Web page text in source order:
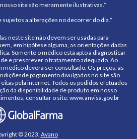
site são meramente ilustrativas.*
sujeitos a alterações no decorrer do dia.*
neste site não devem ser usadas para
em hipótese alguma, as orientações dadas
Somente o médico está apto a diagnosticar
e prescrever o tratamento adequado. Ao
deverá ser consultado. Os preços, as
pagamento divulgados no site são
pela internet. Todos os pedidos efetuados
da disponibilidade de produto em nosso
consultar o site: www.anvisa.gov.br
© 2023, Avano